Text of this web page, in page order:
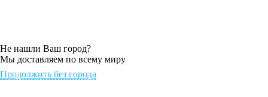
Не нашли Ваш город?
Мы доставляем по всему миру
Продолжить без города